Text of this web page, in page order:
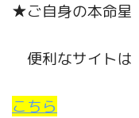
★ご自身の本命星
便利なサイトは
こちら